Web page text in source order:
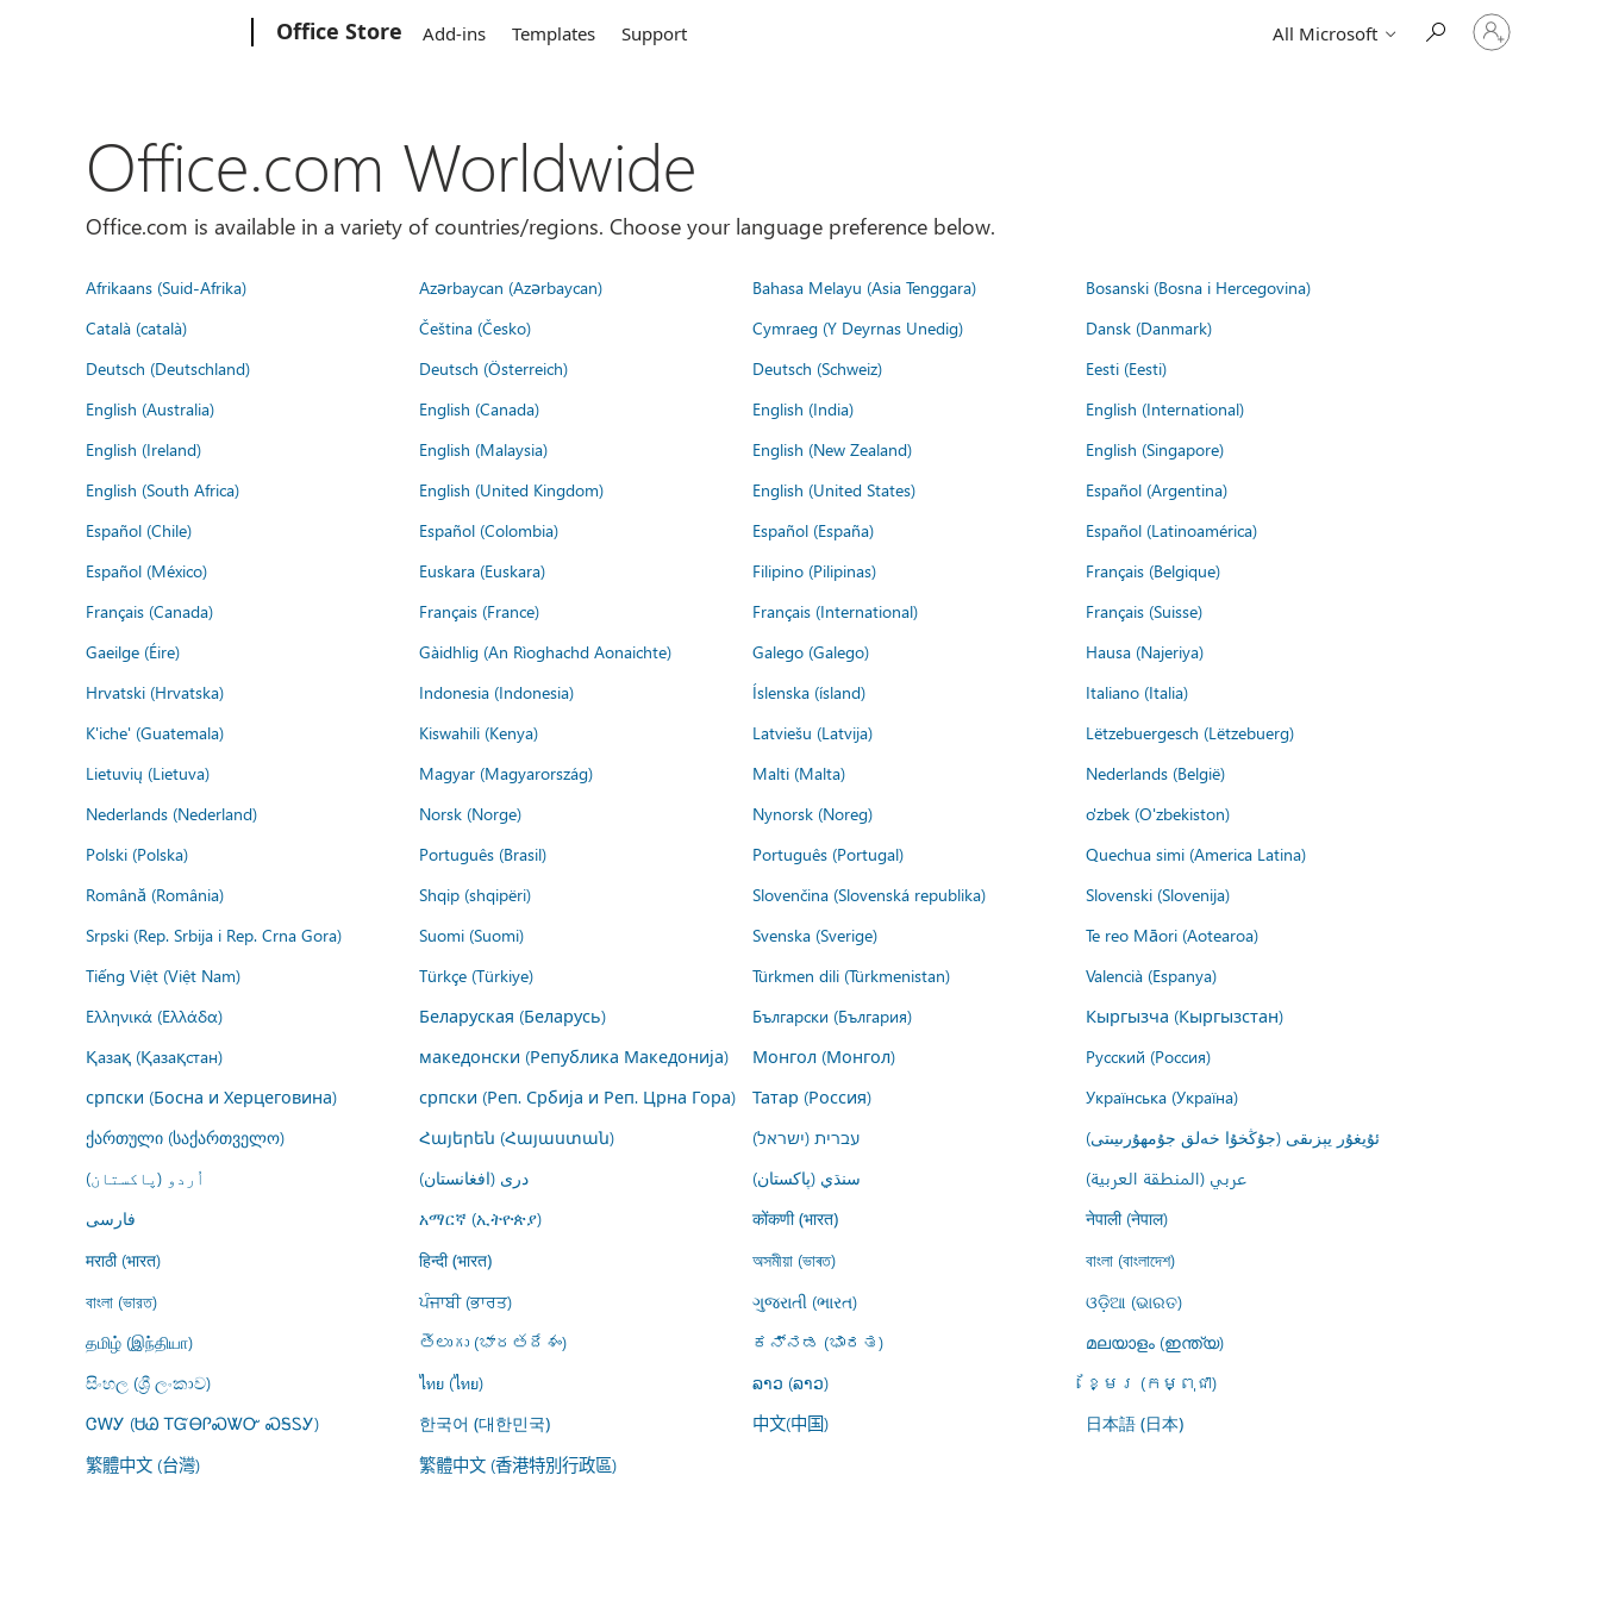
Office Store Add-ins Templates Support All Microsoft
Sign
in
Office.com Worldwide
Office.com is available in a variety of countries/regions. Choose your language preference below.
Afrikaans (Suid-Afrika) Azərbaycan (Azərbaycan) Bahasa Melayu (Asia Tenggara)
Bosanski (Bosna i Hercegovina)
Català (català)
Čeština (Česko) Cymraeg (Y Deyrnas Unedig)
Dansk (Danmark)
Deutsch (Deutschland)
Deutsch (Österreich) Deutsch (Schweiz)
Eesti (Eesti)
English (Australia)
English (Canada) English (India)
English (International)
English (Ireland)
English (Malaysia) English (New Zealand)
English (Singapore)
English (South Africa)
English (United Kingdom) English (United States)
Español (Argentina)
Español (Chile)
Español (Colombia) Español (España)
Español (Latinoamérica)
Español (México)
Euskara (Euskara) Filipino (Pilipinas)
Français (Belgique)
Français (Canada)
Français (France) Français (International)
Français (Suisse)
Gaeilge (Éire)
Gàidhlig (An Rìoghachd Aonaichte) Galego (Galego)
Hausa (Najeriya)
Hrvatski (Hrvatska)
Indonesia (Indonesia) Íslenska (ísland)
Italiano (Italia)
K'iche' (Guatemala)
Kiswahili (Kenya) Latviešu (Latvija)
Lëtzebuergesch (Lëtzebuerg)
Lietuvių (Lietuva)
Magyar (Magyarország) Malti (Malta)
Nederlands (België)
Nederlands (Nederland)
Norsk (Norge) Nynorsk (Noreg)
o'zbek (O'zbekiston)
Polski (Polska)
Português (Brasil) Português (Portugal)
Quechua simi (America Latina)
Română (România)
Shqip (shqipëri) Slovenčina (Slovenská republika)
Slovenski (Slovenija)
Srpski (Rep. Srbija i Rep. Crna Gora)
Suomi (Suomi) Svenska (Sverige)
Te reo Māori (Aotearoa)
Tiếng Việt (Việt Nam)
Türkçe (Türkiye) Türkmen dili (Türkmenistan)
Valencià (Espanya)
Ελληνικά (Ελλάδα)
Беларуская (Беларусь) Български (България)
Кыргызча (Кыргызстан)
Қазақ (Қазақстан)
македонски (Република Македонија) Монгол (Монгол)
Русский (Россия)
српски (Босна и Херцеговина)
српски (Реп. Србија и Реп. Црна Гора) Татар (Россия)
Українська (Україна)
ქართული (საქართველო)
Հայերեն (Հայաստան) עברית (ישראל)
ئۇيغۇر يېزىقى (جۇڭخۇا خەلق جۇمھۇرىيىتى)
اُردو (پاکستان)
درى (افغانستان) سنڌي (پاکستان)
عربي (المنطقة العربية)
فارسى
አማርኛ (ኢትዮጵያ) कोंकणी (भारत)
नेपाली (नेपाल)
मराठी (भारत)
हिन्दी (भारत) অসমীয়া (ভাৰত)
বাংলা (বাংলাদেশ)
বাংলা (ভারত)
ਪੰਜਾਬੀ (ਭਾਰਤ) ગુજરાતી (ભારત)
ଓଡ଼ିଆ (ଭାରତ)
தமிழ் (இந்தியா)
తెలుగు (భారతదేశం) ಕನ್ನಡ (ಭಾರತ)
മലയാളം (ഇന്ത്യ)
සිංහල (ශ්‍රී ලංකාව)
ไทย (ไทย) ລາວ (ລາວ)
ខ្មែរ (កម្ពុជា)
ᏣᎳᎩ (ᏌᏊ ᎢᏳᎾᎵᏍᏔᏅ ᏍᎦᏚᎩ)
한국어 (대한민국) 中文(中国) 日本語 (日本)
繁體中文 (台灣) 繁體中文 (香港特別行政區)